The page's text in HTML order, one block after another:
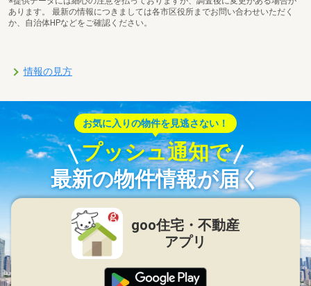
あります。 最新の情報につきましては各市区役所までお問い合わせいただく
か、自治体HPなどをご確認ください。
情報の見方
お気に入りの物件を見逃さない！
プッシュ通知で
最新の物件情報が届く
goo住宅・不動産
アプリ